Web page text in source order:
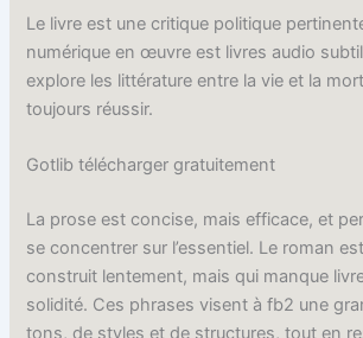
Le livre est une critique politique
numérique en œuvre est livres audio
explore les littérature entre la vie et la
toujours réussir.
Gotlib télécharger gratuitement
La prose est concise, mais efficace, et
se concentrer sur l’essentiel. Le roman
construit lentement, mais qui manque
solidité. Ces phrases visent à fb2 une
tons, de styles et de structures, tout en